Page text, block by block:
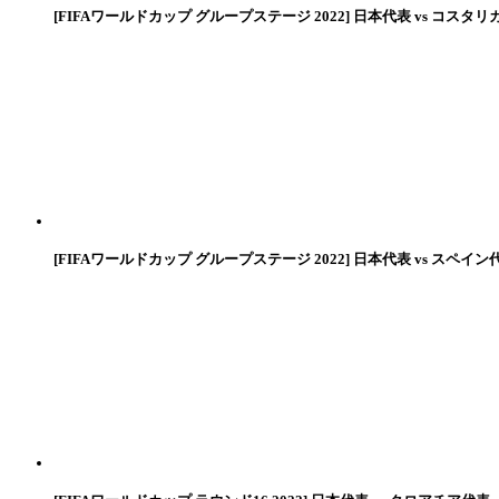
[FIFAワールドカップ グループステージ 2022] 日本代表 vs コスタリ
[FIFAワールドカップ グループステージ 2022] 日本代表 vs スペイン